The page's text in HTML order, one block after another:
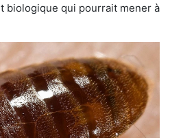
biologique qui pourrait mener à